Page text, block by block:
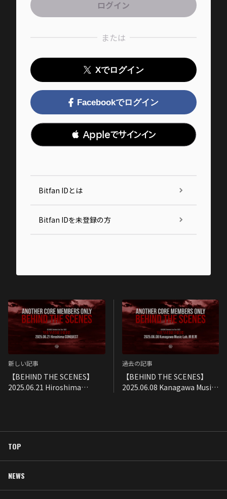
または
Xでログイン
Facebookでログイン
 Appleでサインイン
Bitfan IDとは
Bitfan IDを未登録の方
新しい記事
【BEHIND THE SCENES】
2025.06.21 Hiroshima
過去の記事
【BEHIND THE SCENES】
2025.06.08 Kanagawa Music
TOP
NEWS